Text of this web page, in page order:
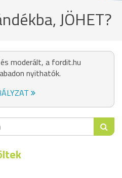
JÖHET?
moderált, a fordit.hu
nyithatók.